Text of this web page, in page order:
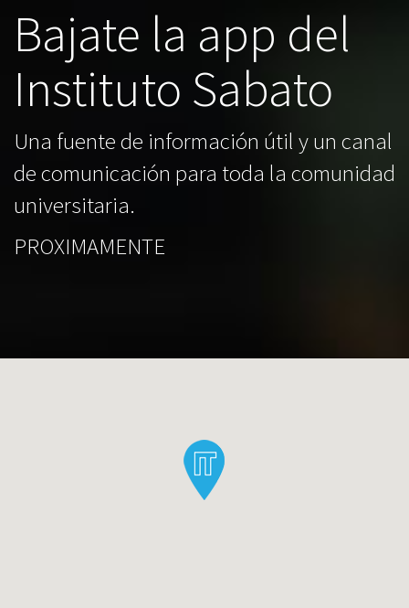
Bajate la app del
Instituto Sabato
Una fuente de información útil y un canal
de comunicación para toda la comunidad
universitaria.
PROXIMAMENTE